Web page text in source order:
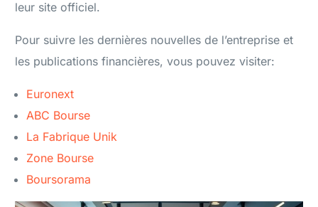
leur site officiel.
Pour suivre les dernières nouvelles de l’entreprise et
les publications financières, vous pouvez visiter:
Euronext
ABC Bourse
La Fabrique Unik
Zone Bourse
Boursorama